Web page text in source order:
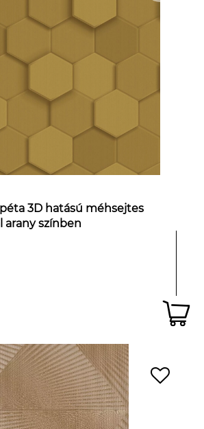
3D hatású méhsejtes
színben